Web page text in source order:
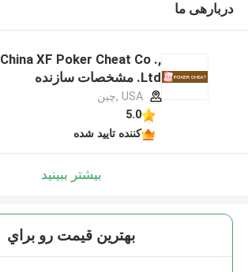
دربارهی ما
China XF Poker Cheat Co .,
Ltd. مشخصات سازنده
5.0
کننده تایید شده
بیشتر ببینید
بهترين قيمت رو براي